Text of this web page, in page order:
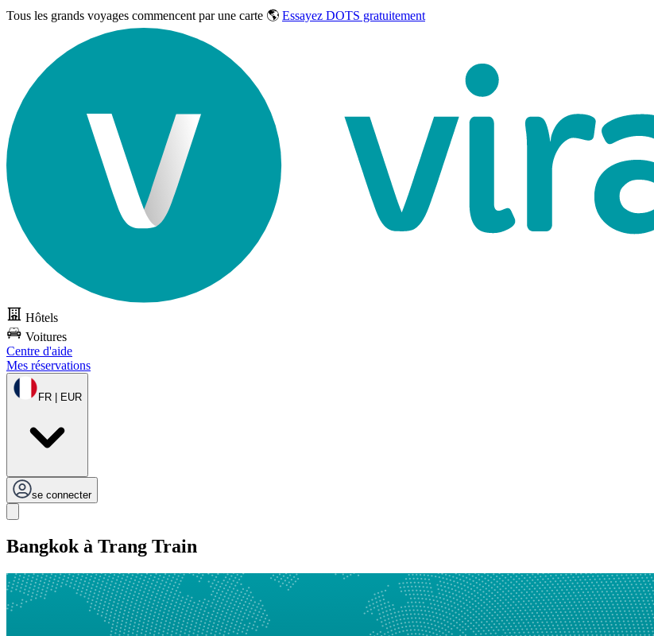
Tous les grands voyages commencent par une carte 🌎 Essayez DOTS gratuitement
Hôtels
Voitures
Centre d'aide
Mes réservations
FR | EUR
se connecter
Bangkok à Trang Train